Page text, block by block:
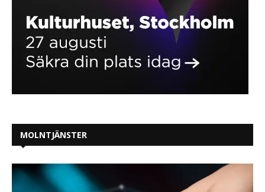
MOLNTJÄNSTER